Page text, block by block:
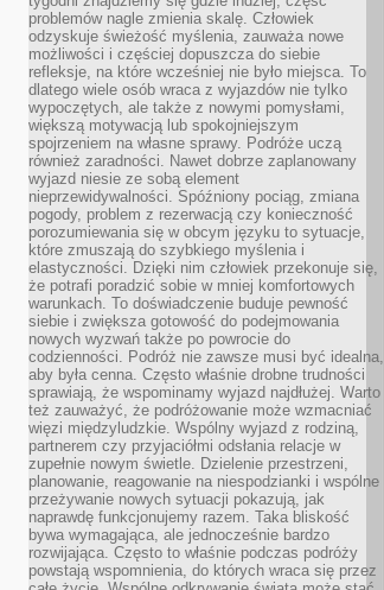
problemów nagle zmienia skalę. Człowiek
odzyskuje świeżość myślenia, zauważa nowe
możliwości i częściej dopuszcza do siebie
refleksje, na które wcześniej nie było miejsca. To
dlatego wiele osób wraca z wyjazdów nie tylko
wypoczętych, ale także z nowymi pomysłami,
większą motywacją lub spokojniejszym
spojrzeniem na własne sprawy. Podróże uczą
również zaradności. Nawet dobrze zaplanowany
wyjazd niesie ze sobą element
nieprzewidywalności. Spóźniony pociąg, zmiana
pogody, problem z rezerwacją czy konieczność
porozumiewania się w obcym języku to sytuacje,
które zmuszają do szybkiego myślenia i
elastyczności. Dzięki nim człowiek przekonuje się,
że potrafi poradzić sobie w mniej komfortowych
warunkach. To doświadczenie buduje pewność
siebie i zwiększa gotowość do podejmowania
nowych wyzwań także po powrocie do
codzienności. Podróż nie zawsze musi być idealna,
aby była cenna. Często właśnie drobne trudności
sprawiają, że wspominamy wyjazd najdłużej. Warto
też zauważyć, że podróżowanie może wzmacniać
więzi międzyludzkie. Wspólny wyjazd z rodziną,
partnerem czy przyjaciółmi odsłania relacje w
zupełnie nowym świetle. Dzielenie przestrzeni,
planowanie, reagowanie na niespodzianki i wspólne
przeżywanie nowych sytuacji pokazują, jak
naprawdę funkcjonujemy razem. Taka bliskość
bywa wymagająca, ale jednocześnie bardzo
rozwijająca. Często to właśnie podczas podróży
powstają wspomnienia, do których wraca się przez